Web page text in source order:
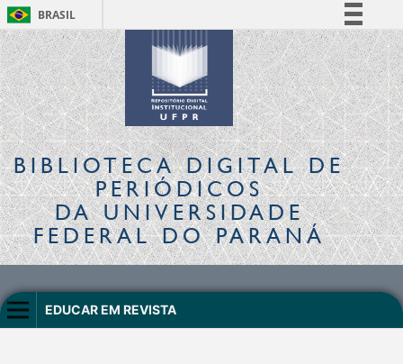
BRASIL
Simplifique!
Comunica BR
Participe
Acesso à informação
Legislação
Canais
BIBLIOTECA DIGITALDE
PERIÓDICOS
DA UNIVERSIDADE
FEDERAL DO PARANÁ
EDUCAR EM REVISTA